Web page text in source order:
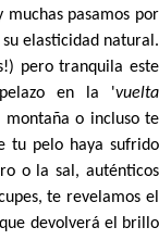
muchas pasamos por
su elasticidad natural.
pero tranquila este
en la 'vuelta
montaña o incluso te
tu pelo haya sufrido
o la sal , auténticos
te revelamos el
devolverá el brillo